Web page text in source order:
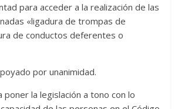
para acceder a la realización de las
«ligadura de trompas de
de conductos deferentes o
por unanimidad.
poner la legislación a tono con lo